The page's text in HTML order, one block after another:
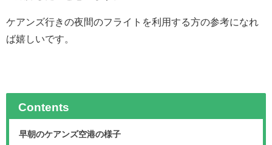
ケアンズ行きの夜間のフライトを利用する方の参考になれ
ば嬉しいです。
Contents
早朝のケアンズ空港の様子